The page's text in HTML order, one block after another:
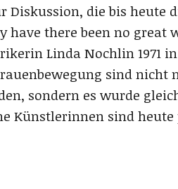
die bis heute
have there been no great
Linda Nochlin 1971
sind nicht
sondern es wurde
Künstlerinnen sind